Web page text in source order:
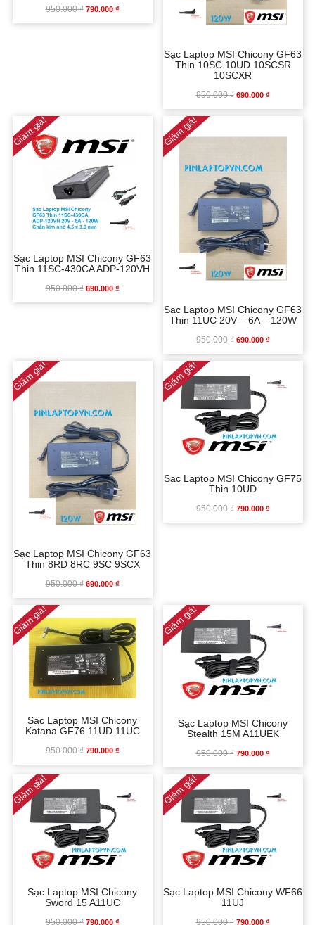
950.000₫ GIÁ
790.000 ₫GIÁ
Sạc Laptop MSI Chicony GF63
Thin 10SC 10UD 10SCSR
10SCXR
950.000₫ GIÁ
690.000 ₫GIÁ
690.000 ₫.
Giảm giá!
Sạc Laptop MSI Chicony GF63
Thin 11SC-430CA ADP-120VH
950.000₫ GIÁ
690.000 ₫GIÁ
Giảm giá!
Sạc Laptop MSI Chicony GF63
Thin 11UC 20V – 6A – 120W
950.000₫ GIÁ
LÀ:
950.000 ₫.
690.000 ₫GIÁ
Giảm giá!
Sạc Laptop MSI Chicony GF63
Thin 8RD 8RC 9SC 9SCX
950.000₫ GIÁ
LÀ:
950.000 ₫.
690.000 ₫GIÁ
TẠI
LÀ:
690.000 ₫.
Giảm giá!
Sạc Laptop MSI Chicony GF75
Thin 10UD
950.000₫ GIÁ
790.000 ₫GIÁ
Giảm giá!
Sạc Laptop MSI Chicony
Katana GF76 11UD 11UC
950.000₫ GIÁ
LÀ:
950.000 ₫.
790.000 ₫GIÁ
Giảm giá!
Sạc Laptop MSI Chicony
Stealth 15M A11UEK
950.000₫ GIÁ
LÀ:
950.000 ₫.
790.000 ₫GIÁ
Giảm giá!
Sạc Laptop MSI Chicony
Sword 15 A11UC
950.000₫ GIÁ
790.000 ₫GIÁ
Giảm giá!
Sạc Laptop MSI Chicony WF66
11UJ
950.000₫ GIÁ
790.000 ₫GIÁ